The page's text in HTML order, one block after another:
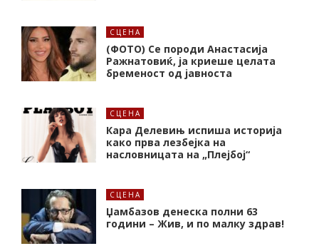
СЦЕНА
(ФОТО) Се породи Анастасија
Ражнатовиќ, ја криеше целата
бременост од јавноста
СЦЕНА
Кара Делевињ испиша историја
како прва лезбејка на
насловницата на „Плејбој“
СЦЕНА
Џамбазов денеска полни 63
години – Жив, и по малку здрав!